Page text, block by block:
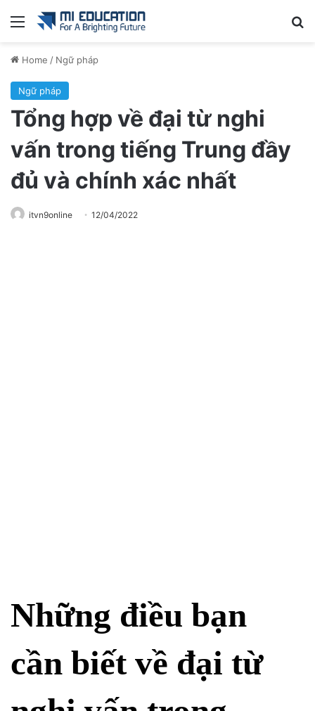
Menu
Home / Ngữ pháp
Ngữ pháp
Tổng hợp về đại từ nghi
vấn trong tiếng Trung đầy
đủ và chính xác nhất
itvn9online 12/04/2022
Những điều bạn
cần biết về đại từ